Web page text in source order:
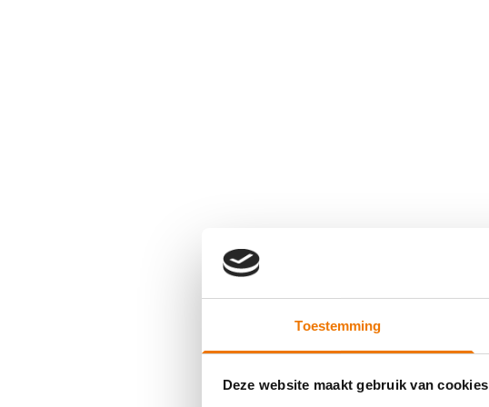
Toestemming
Deze website maakt gebruik van cookies